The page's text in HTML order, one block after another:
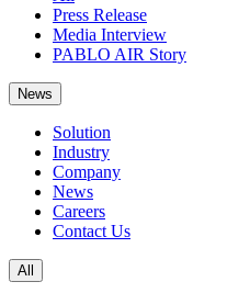
Press Release
Media Interview
PABLO AIR Story
News
Solution
Industry
Company
News
Careers
Contact Us
All